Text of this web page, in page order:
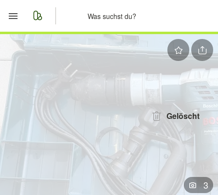
Start
Merkliste
Nachrichten
Anzeige aufgeben
Gelöscht
3